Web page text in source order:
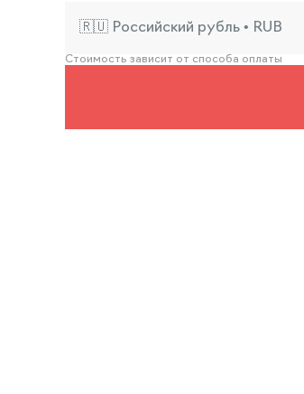
🇷🇺 Российский рубль • RUB
Стоимость зависит от способа оплаты